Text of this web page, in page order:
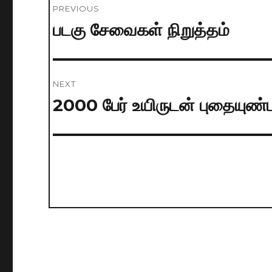
navigation
PREVIOUS
Previous
படகு சேவைகள் நிறுத்தம்
NEXT
Next
2000 பேர் உயிருடன்